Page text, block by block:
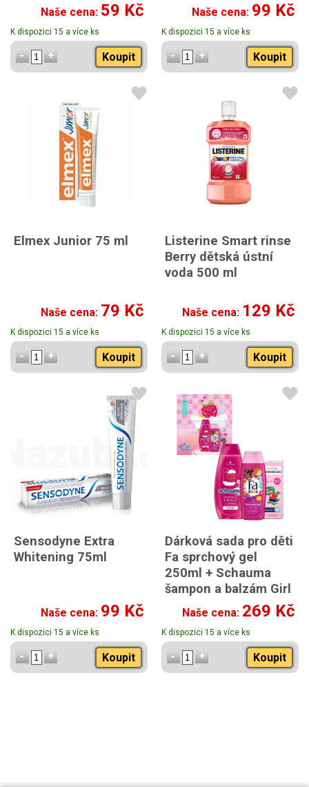
Naše cena: 59 Kč
K dispozici 15 a více ks
Koupit
Naše cena: 99 Kč
K dispozici 15 a více ks
Koupit
Elmex Junior 75 ml
Naše cena: 79 Kč
K dispozici 15 a více ks
Koupit
Listerine Smart rinse
Berry dětská ústní
voda 500 ml
Naše cena: 129 Kč
K dispozici 15 a více ks
Koupit
Sensodyne Extra
Whitening 75ml
Naše cena: 99 Kč
K dispozici 15 a více ks
Koupit
Dárková sada pro děti
Fa sprchový gel
250ml + Schauma
šampon a balzám Girl
2v1 400ml +
Vademecum pasta na
zuby 50ml
Naše cena: 269 Kč
K dispozici 15 a více ks
Koupit